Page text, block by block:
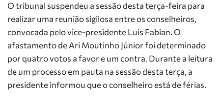
O tribunal suspendeu a sessão desta terça-feira para
realizar uma reunião sigilosa entre os conselheiros,
convocada pelo vice-presidente Luis Fabian. O
afastamento de Ari Moutinho Júnior foi determinado
por quatro votos a favor e um contra. Durante a leitura
de um processo em pauta na sessão desta terça, a
presidente informou que o conselheiro está de férias.